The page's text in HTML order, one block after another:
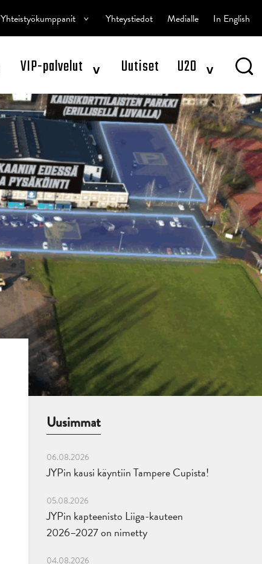
VIP-palvelut ^ Uutiset U20 ^
Yhteistyökumppanit ^ Yhteystiedot Medialle In English
Uusimmat
06.08.2026
JYPin kausi käyntiin Tampere Cupista!
05.08.2026
JYPin kapteenisto Liiga-kauteen
2026–2027 on nimetty
04.08.2026